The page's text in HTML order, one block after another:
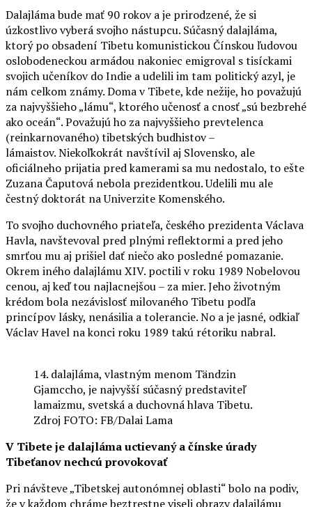
Dalajláma bude mať 90 rokov a je prirodzené, že si
úzkostlivo vyberá svojho nástupcu. Súčasný dalajláma,
ktorý po obsadení Tibetu komunistickou Čínskou ľudovou
oslobodeneckou armádou nakoniec emigroval s tisíckami
svojich učeníkov do Indie a udelili im tam politický azyl, je
nám celkom známy. Doma v Tibete, kde nežije, ho považujú
za najvyššieho „lámu“, ktorého učenosť a cnosť „sú bezbrehé
ako oceán“. Považujú ho za najvyššieho prevtelenca
(reinkarnovaného) tibetských budhistov –
lámaistov. Niekoľkokrát navštívil aj Slovensko, ale
oficiálneho prijatia pred kamerami sa mu nedostalo, to ešte
Zuzana Čaputová nebola prezidentkou. Udelili mu ale
čestný doktorát na Univerzite Komenského.
To svojho duchovného priateľa, českého prezidenta Václava
Havla, navštevoval pred plnými reflektormi a pred jeho
smrťou mu aj prišiel dať niečo ako posledné pomazanie.
Okrem iného dalajlámu XIV. poctili v roku 1989 Nobelovou
cenou, aj keď tou najlacnejšou – za mier. Jeho životným
krédom bola nezávislosť milovaného Tibetu podľa
princípov lásky, nenásilia a tolerancie. No a je jasné, odkiaľ
Václav Havel na konci roku 1989 takú rétoriku nabral.
14. dalajláma, vlastným menom Tändzin
Gjamccho, je najvyšší súčasný predstaviteľ
lamaizmu, svetská a duchovná hlava Tibetu.
Zdroj FOTO: FB/Dalai Lama
V Tibete je dalajláma uctievaný a čínske úrady
Tibeťanov nechcú provokovať
Pri návšteve „Tibetskej autonómnej oblasti“ bolo na podiv,
že v každom chráme beztrestne viseli obrazy dalajlámu